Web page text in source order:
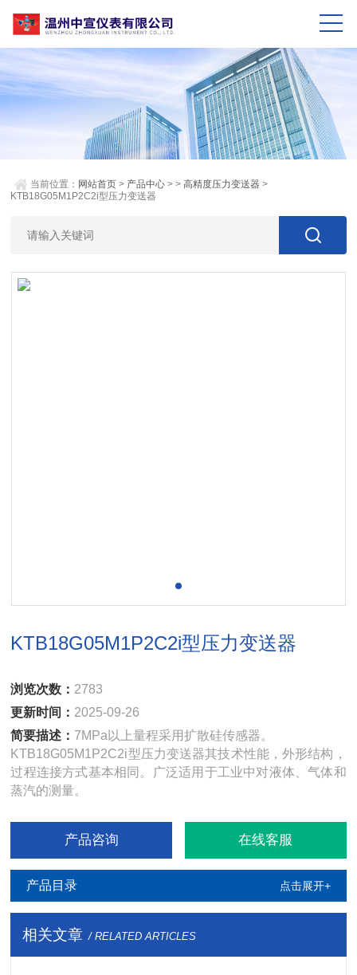
当前位置： 网站首页 > 产品中心 > >高精度压力变送器 >
KTB18G05M1P2C2i型压力变送器
KTB18G05M1P2C2i型压力变送器
浏览次数： 2783
更新时间： 2025-09-26
简要描述： 7MPa以上量程采用扩散硅传感器。
KTB18G05M1P2C2i型压力变送器其技术性能，外形结构，
过程连接方式基本相同。广泛适用于工业中对液体、气体和
蒸汽的测量。
产品咨询 在线客服
产品目录 点击展开+
相关文章 / RELATED ARTICLES